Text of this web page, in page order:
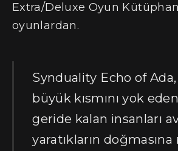
Extra/Deluxe Oyun
oyunlardan.
Synduality Echo of Ada,
büyük kısmını yok
geride kalan insanları
yaratıkların